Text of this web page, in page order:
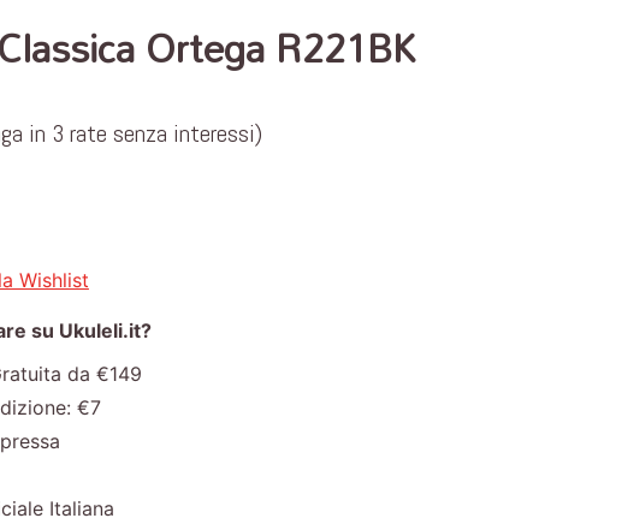
Ortega R221BK
in 3 rate senza interessi)
Wishlist
su Ukuleli.it?
da €149
€7
Italiana